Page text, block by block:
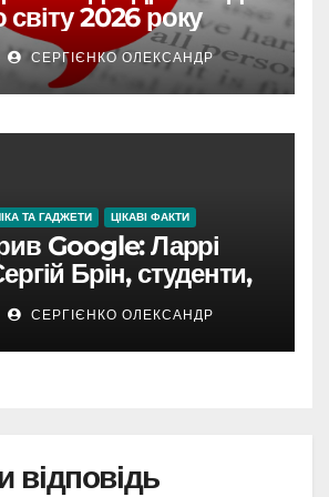
2026 року
СЕРГІЄНКО ОЛЕКСАНДР
ТА ГАДЖЕТИ ЦІКАВІ ФАКТИ
Google: Ларрі
Брін, студенти,
інтернет
СЕРГІЄНКО ОЛЕКСАНДР
відповідь